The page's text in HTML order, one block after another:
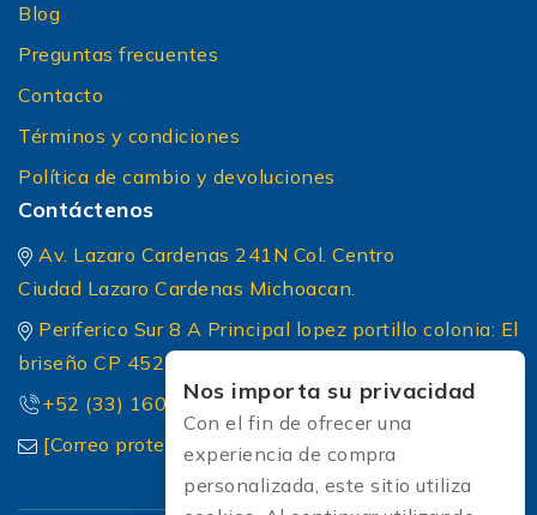
Blog
Preguntas frecuentes
Contacto
Términos y condiciones
Política de cambio y devoluciones
Contáctenos
Av. Lazaro Cardenas 241N Col. Centro
Ciudad Lazaro Cardenas Michoacan.
Periferico Sur 8 A Principal lopez portillo colonia: El
briseño CP 45236 Zapopan Jalisco
+52 (33) 1604 5032
[Correo protected]
Nos importa su privacidad
Con el fin de ofrecer una
experiencia de compra
personalizada, este sitio utiliza